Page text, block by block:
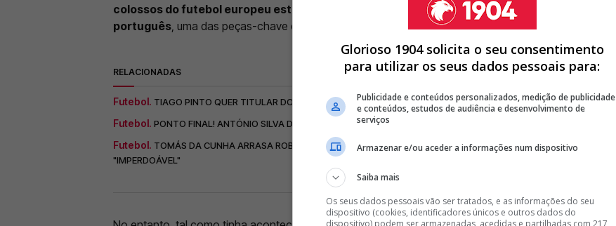
colossos do futebol europeu estão a seguir de perto a situação do internacional
português , uma das peças-chave do plantel que trabalha às ordens de Bruno Lage.
RELACIONADAS
Futebol. TIAGO PINTO QUER TITULAR DO BENFICA NO BOURNEMOUTH; ÁGUIAS PEDEM 20M
Futebol. PONTO FINAL! ANTÓNIO SILVA DE SAÍDA DO BENFICA
Futebol. TOMÁS DA CUNHA ARRASA ROBERTO MARTÍNEZ E SAI EM DEFESA DE ANTÓNIO SILVA:
"IMPERDOÁVEL"
Glorioso 1904 solicita o seu consentimento
para utilizar os seus dados pessoais para:
Publicidade e conteúdos personalizados, medição de publicidade
e conteúdos, estudos de audiência e desenvolvimento de
serviços
Armazenar e/ou aceder a informações num dispositivo
Saiba mais
Os seus dados pessoais vão ser tratados, e as informações do seu
dispositivo (cookies, identificadores únicos e outros dados do
dispositivo) podem ser armazenadas, acedidas e partilhadas com 217